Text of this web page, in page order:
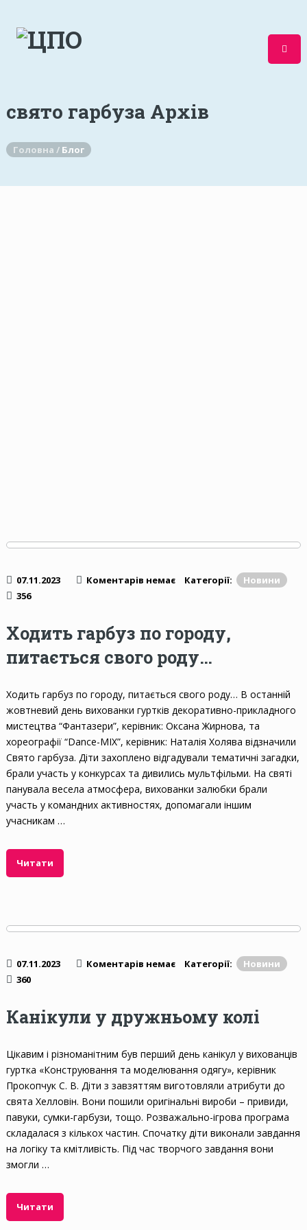
свято гарбуза Архів
Головна / Блог
07.11.2023 Коментарів немає Категорії:
Новини
356
Ходить гарбуз по городу,
питається свого роду…
Ходить гарбуз по городу, питається свого роду… В останній
жовтневий день вихованки гуртків декоративно-прикладного
мистецтва “Фантазери”, керівник: Оксана Жирнова, та
хореографії “Dance-MIX”, керівник: Наталія Холява відзначили
Свято гарбуза. Діти захоплено відгадували тематичні загадки,
брали участь у конкурсах та дивились мультфільми. На святі
панувала весела атмосфера, вихованки залюбки брали
участь у командних активностях, допомагали іншим
учасникам …
Читати
07.11.2023 Коментарів немає Категорії:
Новини
360
Канікули у дружньому колі
Цікавим і різноманітним був перший день канікул у вихованців
гуртка «Конструювання та моделювання одягу», керівник
Прокопчук С. В. Діти з завзяттям виготовляли атрибути до
свята Хелловін. Вони пошили оригінальні вироби – привиди,
павуки, сумки-гарбузи, тощо. Розважально-ігрова програма
складалася з кількох частин. Спочатку діти виконали завдання
на логіку та кмітливість. Під час творчого завдання вони
змогли …
Читати